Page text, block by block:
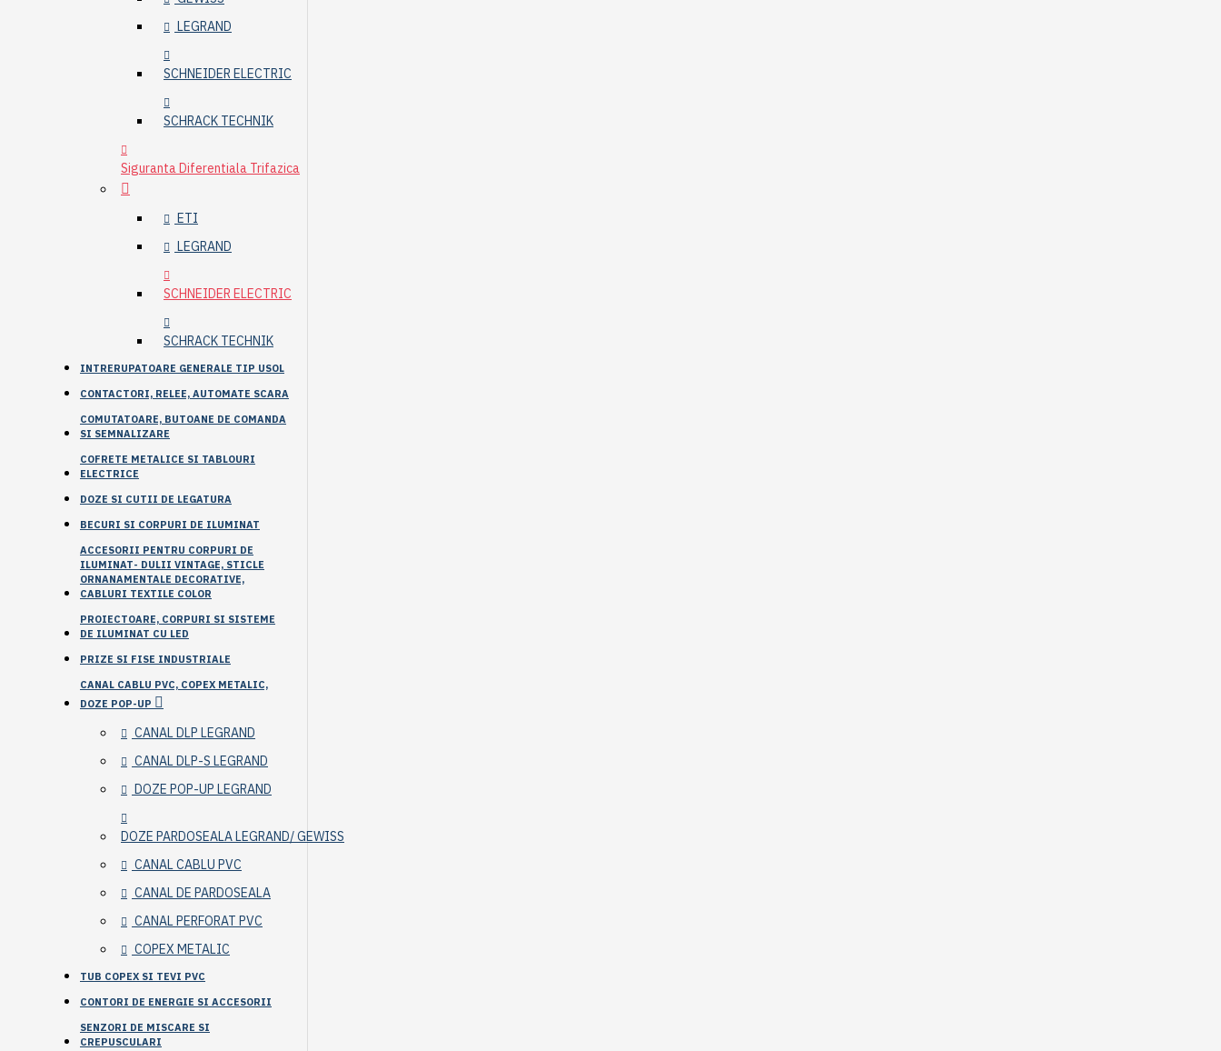
LEGRAND
SCHNEIDER ELECTRIC
SCHRACK TECHNIK
Siguranta Diferentiala Trifazica
ETI
LEGRAND
SCHNEIDER ELECTRIC
SCHRACK TECHNIK
INTRERUPATOARE GENERALE TIP USOL
CONTACTORI, RELEE, AUTOMATE SCARA
COMUTATOARE, BUTOANE DE COMANDA
SI SEMNALIZARE
COFRETE METALICE SI TABLOURI
ELECTRICE
DOZE SI CUTII DE LEGATURA
BECURI SI CORPURI DE ILUMINAT
ACCESORII PENTRU CORPURI DE
ILUMINAT- DULII VINTAGE, STICLE
ORNANAMENTALE DECORATIVE,
CABLURI TEXTILE COLOR
PROIECTOARE, CORPURI SI SISTEME
DE ILUMINAT CU LED
PRIZE SI FISE INDUSTRIALE
CANAL CABLU PVC, COPEX METALIC,
DOZE POP-UP
CANAL DLP LEGRAND
CANAL DLP-S LEGRAND
DOZE POP-UP LEGRAND
DOZE PARDOSEALA LEGRAND/ GEWISS
CANAL CABLU PVC
CANAL DE PARDOSEALA
CANAL PERFORAT PVC
COPEX METALIC
TUB COPEX SI TEVI PVC
CONTORI DE ENERGIE SI ACCESORII
SENZORI DE MISCARE SI
CREPUSCULARI